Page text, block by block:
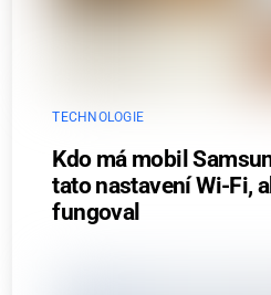
TECHNOLOGIE
Kdo má mobil
tato nastavení Wi-Fi,
fungoval